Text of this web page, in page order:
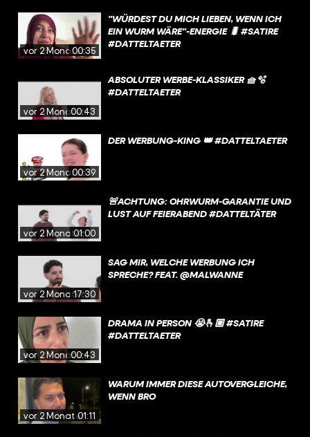
vor 2 Monaten
00:35
"WÜRDEST DU MICH LIEBEN, WENN ICH
EIN WURM WÄRE"-ENERGIE 🐛 #SATIRE
#DATTELTAETER
vor 2 Monaten
00:43
ABSOLUTER WERBE-KLASSIKER 🧺🫧
#DATTELTAETER
vor 2 Monaten
00:39
DER WERBUNG-KING 👑 #DATTELTAETER
vor 2 Monaten
01:00
🚨ACHTUNG: OHRWURM-GARANTIE UND
LUST AUF FEIERABEND #DATTELTÄTER
vor 2 Monaten
17:30
SAG MIR, WELCHE WERBUNG ICH
SPRECHE? FEAT. @MALWANNE
vor 2 Monaten
00:43
DRAMA IN PERSON 😭🫰🏼 #SATIRE
#DATTELTAETER
vor 2 Monaten01:11
WARUM IMMER DIESE AUTOVERGLEICHE,
WENN BRO